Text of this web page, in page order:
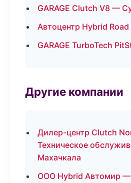
GARAGE Clutch V8 —
Автоцентр Hybrid
GARAGE TurboTech
Другие компании
Дилер-центр Clutch
Техническое
Махачкала
ООО Hybrid Автомир —